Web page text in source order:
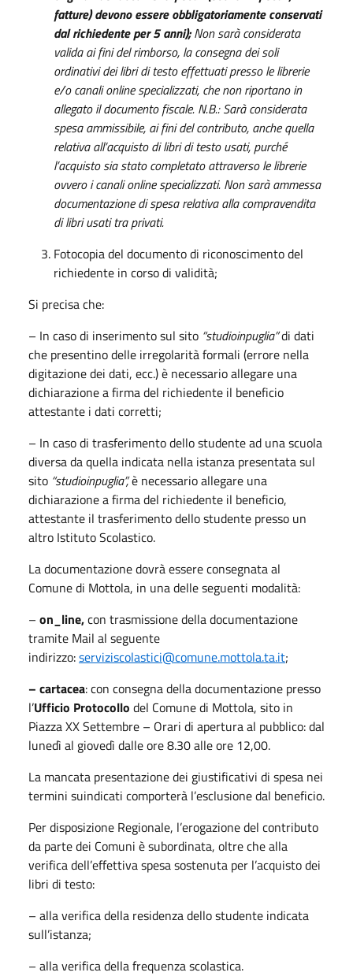
fatture) devono essere obbligatoriamente conservati
dal richiedente per 5 anni);Non sarà considerata
valida ai fini del rimborso, la consegna dei soli
ordinativi dei libri di testo effettuati presso le librerie
e/o canali online specializzati, che non riportano in
allegato il documento fiscale. N.B.: Sarà considerata
spesa ammissibile, ai fini del contributo, anche quella
relativa all’acquisto di libri di testo usati, purché
l’acquisto sia stato completato attraverso le librerie
ovvero i canali online specializzati. Non sarà ammessa
documentazione di spesa relativa alla compravendita
di libri usati tra privati.
Fotocopia del documento di riconoscimento del
richiedente in corso di validità;
Si precisa che:
– In caso di inserimento sul sito “studioinpuglia”di dati
che presentino delle irregolarità formali (errore nella
digitazione dei dati, ecc.) è necessario allegare una
dichiarazione a firma del richiedente il beneficio
attestante i dati corretti;
– In caso di trasferimento dello studente ad una scuola
diversa da quella indicata nella istanza presentata sul
sito “studioinpuglia”,è necessario allegare una
dichiarazione a firma del richiedente il beneficio,
attestante il trasferimento dello studente presso un
altro Istituto Scolastico.
La documentazione dovrà essere consegnata al
Comune di Mottola, in una delle seguenti modalità:
– on_line,con trasmissione della documentazione
tramite Mail al seguente
indirizzo:serviziscolastici@comune.mottola.ta.it;
– cartacea: con consegna della documentazione presso
l’Ufficio Protocollo del Comune di Mottola, sito in
Piazza XX Settembre – Orari di apertura al pubblico: dal
lunedì al giovedì dalle ore 8.30 alle ore 12,00.
La mancata presentazione dei giustificativi di spesa nei
termini suindicati comporterà l’esclusione dal beneficio.
Per disposizione Regionale, l’erogazione del contributo
da parte dei Comuni è subordinata, oltre che alla
verifica dell’effettiva spesa sostenuta per l’acquisto dei
libri di testo:
– alla verifica della residenza dello studente indicata
sull’istanza;
– alla verifica della frequenza scolastica.